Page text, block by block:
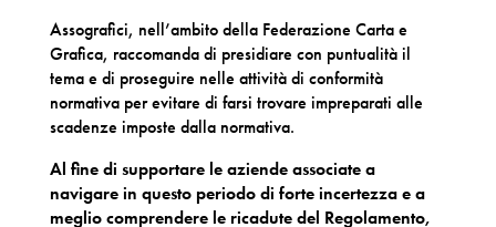
Assografici, nell’ambito della Federazione Carta e
Grafica, raccomanda di presidiare con puntualità il
tema e di proseguire nelle attività di conformità
normativa per evitare di farsi trovare impreparati alle
scadenze imposte dalla normativa.
Al fine di supportare le aziende associate a
navigare in questo periodo di forte incertezza e a
meglio comprendere le ricadute del Regolamento,